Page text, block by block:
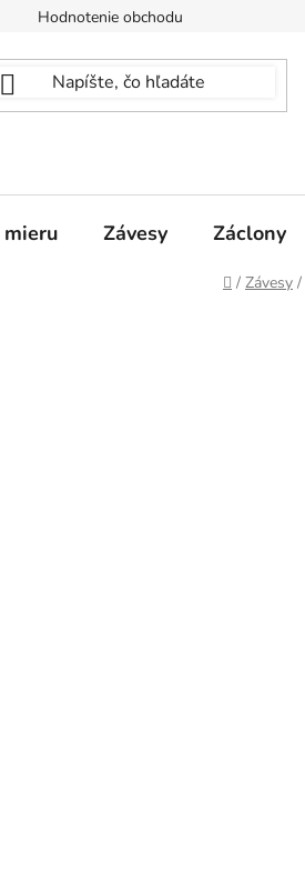
Hodnotenie obchodu
Závesy Záclony
Domov
/ Závesy /